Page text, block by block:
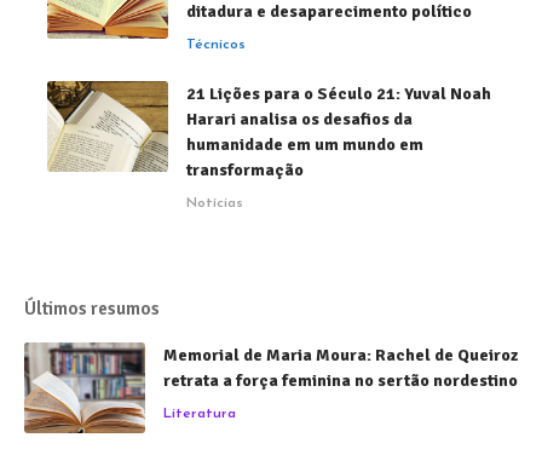
ditadura e desaparecimento político
Técnicos
21 Lições para o Século 21: Yuval Noah
Harari analisa os desafios da
humanidade em um mundo em
transformação
Notícias
Últimos resumos
Memorial de Maria Moura: Rachel de Queiroz
retrata a força feminina no sertão nordestino
Literatura